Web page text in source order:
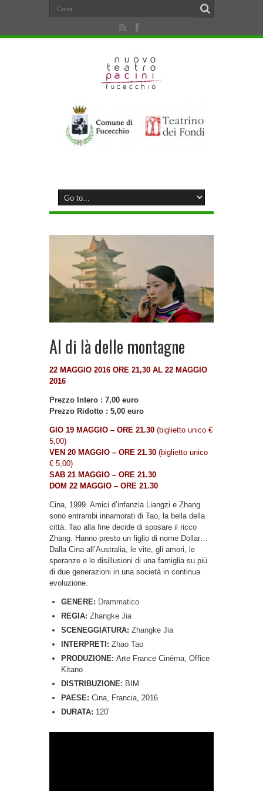
Al di là delle montagne
22 MAGGIO 2016 ORE 21,30 AL 22 MAGGIO
2016
Prezzo Intero : 7,00 euro
Prezzo Ridotto : 5,00 euro
GIO 19 MAGGIO – ORE 21.30 (biglietto unico €
5,00)
VEN 20 MAGGIO – ORE 21.30 (biglietto unico
€ 5,00)
SAB 21 MAGGIO – ORE 21.30
DOM 22 MAGGIO – ORE 21.30
Cina, 1999. Amici d’infanzia Liangzi e Zhang
sono entrambi innamorati di Tao, la bella della
città. Tao alla fine decide di sposare il ricco
Zhang. Hanno presto un figlio di nome Dollar…
Dalla Cina all’Australia, le vite, gli amori, le
speranze e le disillusioni di una famiglia su più
di due generazioni in una società in continua
evoluzione.
GENERE: Drammatico
REGIA: Zhangke Jia
SCENEGGIATURA: Zhangke Jia
INTERPRETI: Zhao Tao
PRODUZIONE: Arte France Cinéma, Office
Kitano
DISTRIBUZIONE: BIM
PAESE: Cina, Francia, 2016
DURATA: 120′